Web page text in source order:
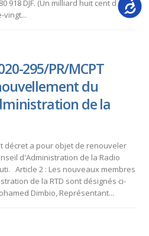
918 DJF. (Un milliard huit cent dix
vingt...
295/PR/MCPT
du
de la
décret a pour objet de renouveler
d'Administration de la Radio
Article 2 : Les nouveaux membres
de la RTD sont désignés ci-
Dimbio, Représentant...